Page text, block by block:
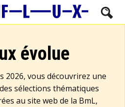
évolue
2026, vous découvrirez une
sélections thématiques
au site web de la BmL,